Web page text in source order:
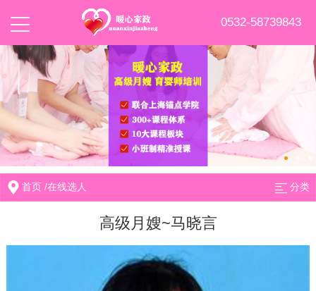
0532-58739843
首页 /在线选人 分类
高级月嫂~马晓言